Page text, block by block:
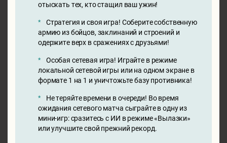
отыскать тех, кто стащил ваш ужин!
Стратегия и своя игра! Соберите собственную
армию из бойцов, заклинаний и строений и
одержите верх в сражениях с друзьями!
Особая сетевая игра! Играйте в режиме
локальной сетевой игры или на одном экране в
формате 1 на 1 и уничтожьте базу противника!
Не теряйте времени в очереди! Во время
ожидания сетевого матча сыграйте в одну из
мини-игр: сразитесь с ИИ в режиме «Вылазки»
или улучшите свой прежний рекорд.